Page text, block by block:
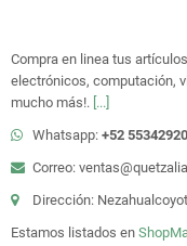
Compra en linea tus
electrónicos, computación,
mucho más!. [...]
Whatsapp: +52
Correo:
Dirección:
Estamos listados en